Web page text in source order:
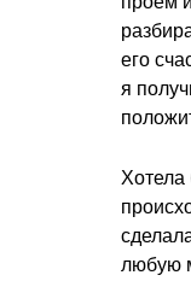
его
я
Хотела
любую